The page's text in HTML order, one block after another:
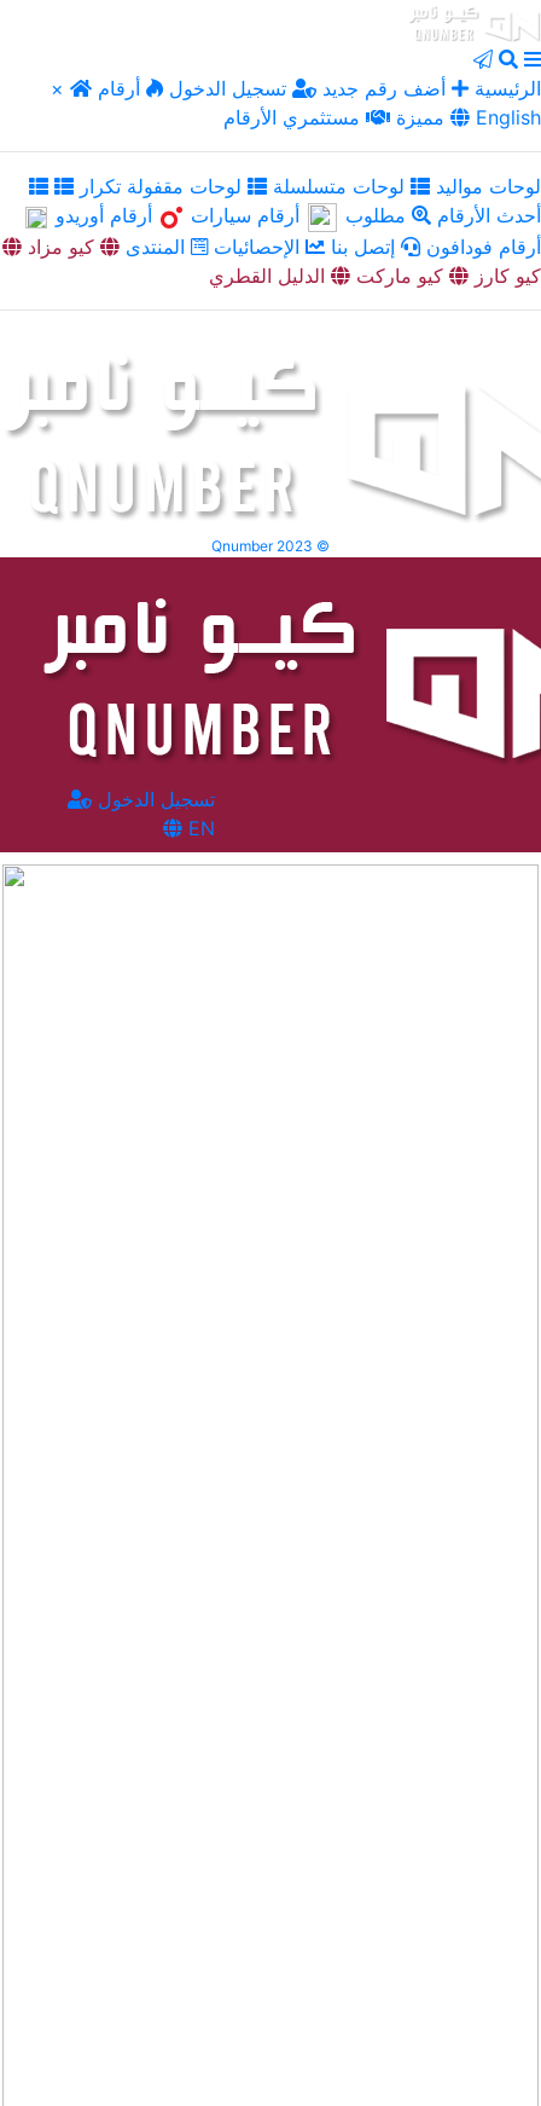
× الرئيسية أضف رقم جديد تسجيل الدخول
أرقام
مميزة
مستثمري الأرقام English
لوحات مواليد لوحات متسلسلة
لوحات مقفولة تكرار
أحدث الأرقام
مطلوب أرقام سيارات
أرقام أوريدو
أرقام فودافون
إتصل بنا الإحصائيات المنتدى
كيو مزاد
كيو كارز
كيو ماركت الدليل القطري
Qnumber 2023 ©
تسجيل الدخول
EN